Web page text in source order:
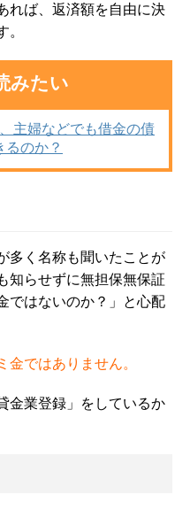
れば、返済額を自由に決
。
みたい
主婦などでも借金の債
るのか？
多く名称も聞いたことが
知らせずに無担保無保証
ではないのか？」と心配
金ではありません。
金業登録」をしているか